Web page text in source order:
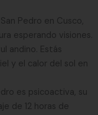
Pedro en Cusco,
esperando visiones.
andino. Estás
y el calor del sol en
es psicoactiva, su
de 12 horas de